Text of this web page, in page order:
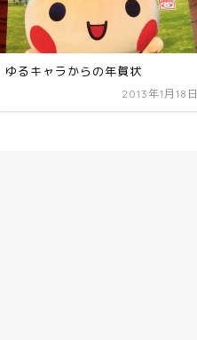
ゆるキャラからの年賀状
2013年1月18日